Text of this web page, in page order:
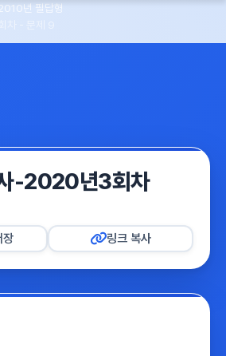
년 필답형
-2020년3회차
장 링크 복사